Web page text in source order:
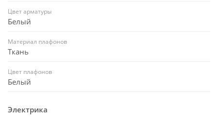
Цвет арматуры
Белый
Материал плафонов
Ткань
Цвет плафонов
Белый
Электрика